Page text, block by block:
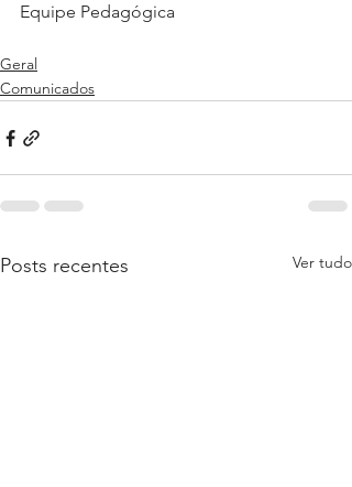
Equipe Pedagógica
Geral
Comunicados
Posts recentes Ver tudo